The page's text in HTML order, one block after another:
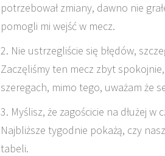
potrzebował zmiany, dawno nie
pomogli mi wejść w mecz.
2. Nie ustrzegliście się błędów,
Zaczęliśmy ten mecz zbyt
szeregach, mimo tego, uważam że
3. Myślisz, że zagościcie na dłużej w
Najbliższe tygodnie pokażą, czy
tabeli.